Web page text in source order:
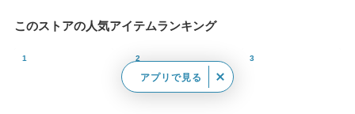
このストアの人気アイテムランキング
アプリで見る